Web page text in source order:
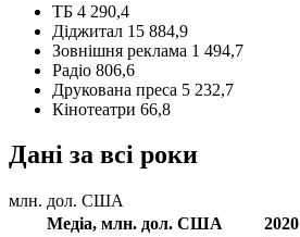
ТБ 4 290,4
Діджитал 15 884,9
Зовнішня реклама 1 494,7
Радіо 806,6
Друкована преса 5 232,7
Кінотеатри 66,8
Дані за всі роки
млн. дол. США
Медіа, млн. дол. США 2020